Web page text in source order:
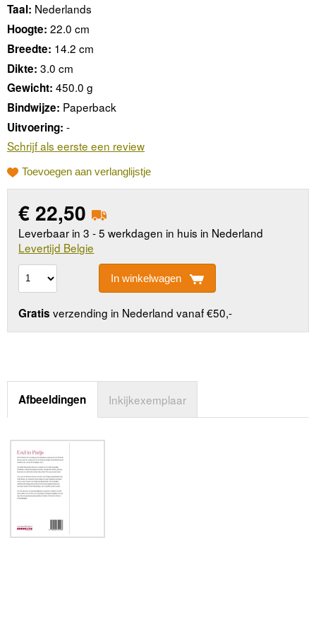
Taal: Nederlands
Hoogte: 22.0 cm
Breedte: 14.2 cm
Dikte: 3.0 cm
Gewicht: 450.0 g
Bindwijze: Paperback
Uitvoering: -
Schrijf als eerste een review
Toevoegen aan verlanglijstje
€ 22,50
Leverbaar in 3 - 5 werkdagen in huis in Nederland
Levertijd Belgie
In winkelwagen
Gratis verzending in Nederland vanaf €50,-
Afbeeldingen Inkijkexemplaar